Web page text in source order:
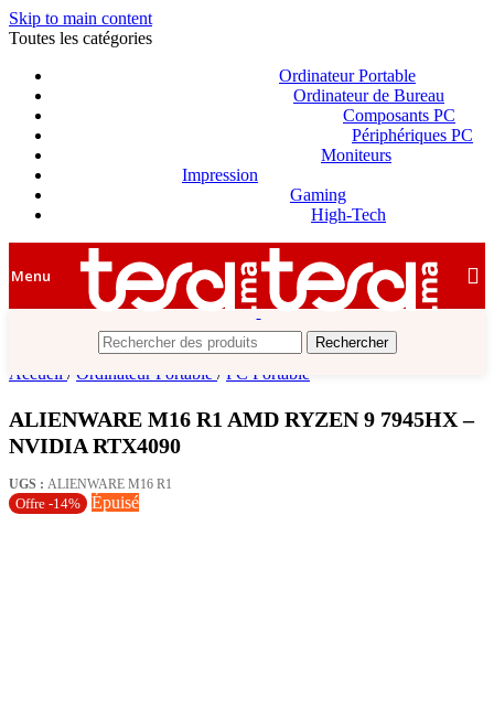
Skip to main content
Toutes les catégories
Ordinateur Portable
Ordinateur de Bureau
Composants PC
Périphériques PC
Moniteurs
Impression
Gaming
High-Tech
Menu
Rechercher
Accueil / Ordinateur Portable / PC Portable
ALIENWARE M16 R1 AMD RYZEN 9 7945HX –
NVIDIA RTX4090
UGS : ALIENWARE M16 R1
Offre -14% Épuisé